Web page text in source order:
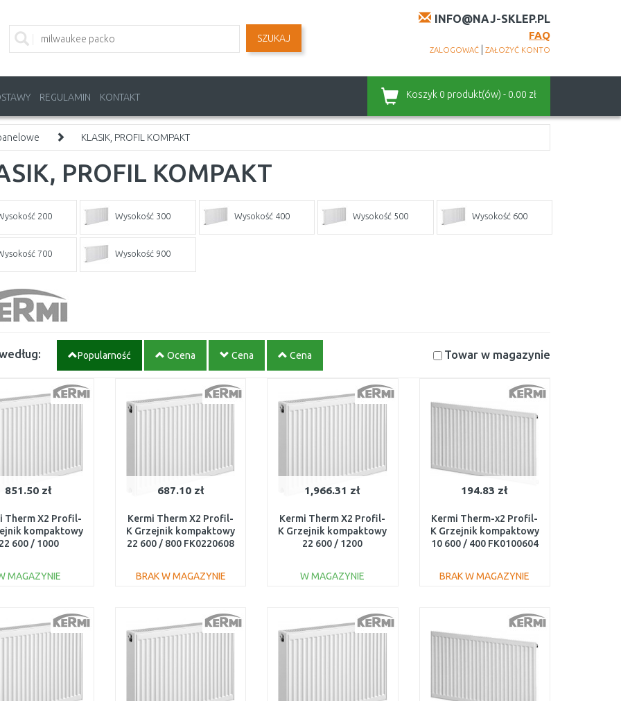
INFO@NAJ-SKLEP.PL
FAQ
ZALOGOWAĆ ZAŁOŻYĆ KONTO
SZUKAJ
REGULAMIN KONTAKT Koszyk 0 produkt(ów) - 0.00 zł
KLASIK, PROFIL KOMPAKT
PROFIL KOMPAKT
200 Wysokość 300 Wysokość 400 Wysokość 500 Wysokość 600
700 Wysokość 900
Popularność Ocena Cena Cena Towar w magazynie
851.50 zł
Therm X2 Profil-
kompaktowy
22 600 / 1000
MAGAZYNIE
Do porównania
687.10 zł
Kermi Therm X2 Profil-
K Grzejnik kompaktowy
22 600 / 800 FK0220608
BRAK W MAGAZYNIE
Do porównania
1,966.31 zł
Kermi Therm X2 Profil-
K Grzejnik kompaktowy
22 600 / 1200
W MAGAZYNIE
Do porównania
194.83 zł
Kermi Therm-x2 Profil-
K Grzejnik kompaktowy
10 600 / 400 FK0100604
BRAK W MAGAZYNIE
Do porównania